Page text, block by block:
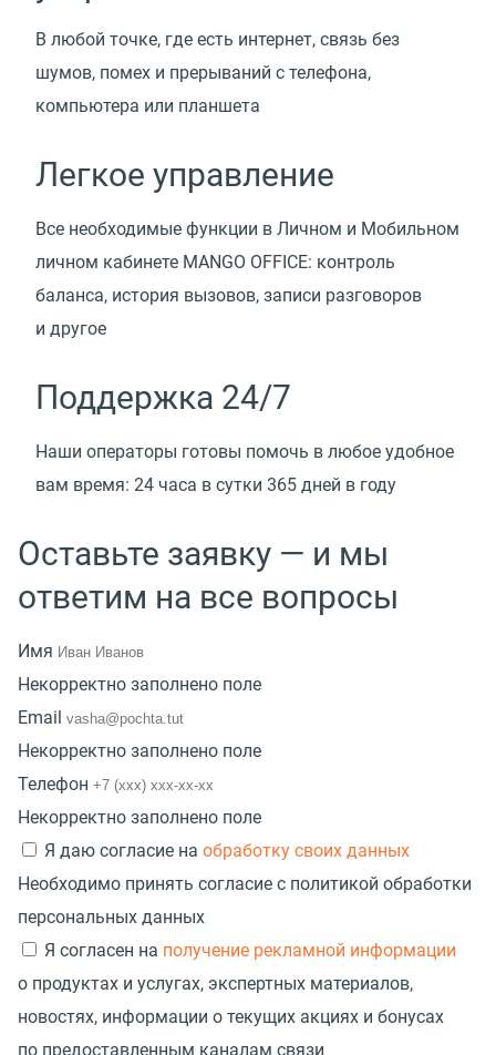
В любой точке, где есть интернет, связь без
шумов, помех и прерываний с телефона,
компьютера или планшета
Легкое управление
Все необходимые функции в Личном и Мобильном
личном кабинете MANGO OFFICE: контроль
баланса, история вызовов, записи разговоров
и другое
Поддержка 24/7
Наши операторы готовы помочь в любое удобное
вам время: 24 часа в сутки 365 дней в году
Оставьте заявку — и мы
ответим на все вопросы
Имя
Некорректно заполнено поле
Email
Некорректно заполнено поле
Телефон
Некорректно заполнено поле
Я даю согласие на обработку своих данных
Необходимо принять согласие с политикой обработки
персональных данных
Я согласен на получение рекламной информации
о продуктах и услугах, экспертных материалов,
новостях, информации о текущих акциях и бонусах
по предоставленным каналам связи